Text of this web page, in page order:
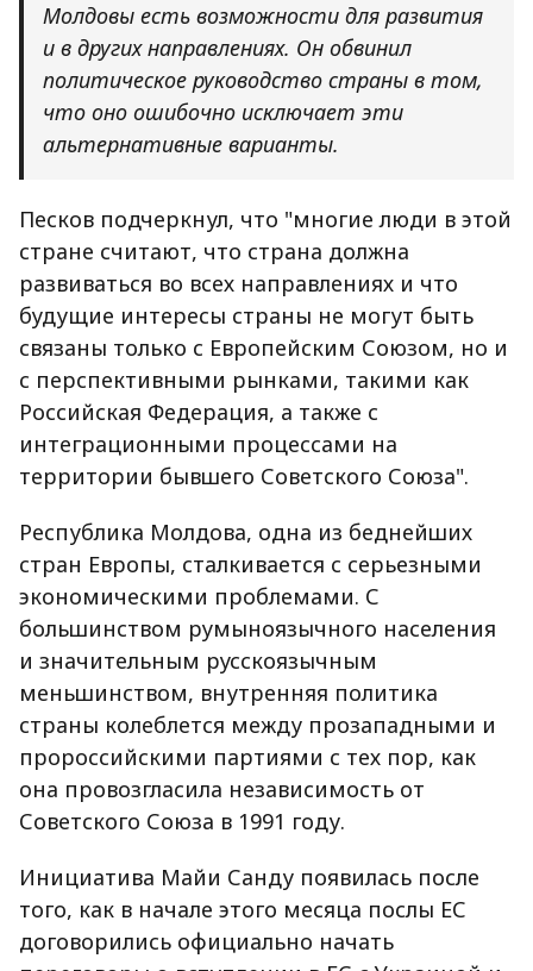
Молдовы есть возможности для развития
и в других направлениях. Он обвинил
политическое руководство страны в том,
что оно ошибочно исключает эти
альтернативные варианты.
Песков подчеркнул, что "многие люди в этой
стране считают, что страна должна
развиваться во всех направлениях и что
будущие интересы страны не могут быть
связаны только с Европейским Союзом, но и
с перспективными рынками, такими как
Российская Федерация, а также с
интеграционными процессами на
территории бывшего Советского Союза".
Республика Молдова, одна из беднейших
стран Европы, сталкивается с серьезными
экономическими проблемами. С
большинством румыноязычного населения
и значительным русскоязычным
меньшинством, внутренняя политика
страны колеблется между прозападными и
пророссийскими партиями с тех пор, как
она провозгласила независимость от
Советского Союза в 1991 году.
Инициатива Майи Санду появилась после
того, как в начале этого месяца послы ЕС
договорились официально начать